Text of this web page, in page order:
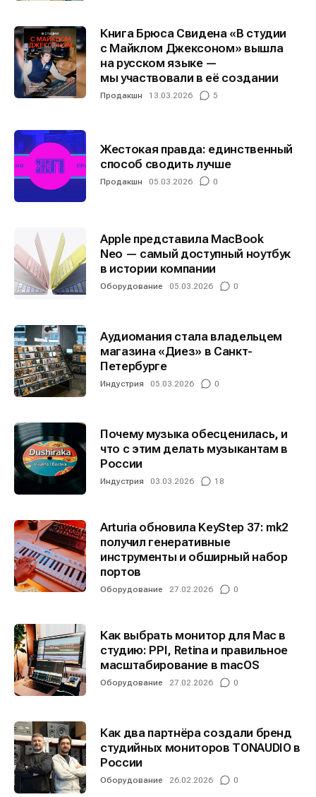
Книга Брюса Свидена «В студии
с Майклом Джексоном» вышла
на русском языке —
мы участвовали в её создании
Продакшн 13.03.2026 5
Жестокая правда: единственный
способ сводить лучше
Продакшн 05.03.2026 0
Apple представила MacBook
Neo — самый доступный ноутбук
в истории компании
Оборудование 05.03.2026 0
Аудиомания стала владельцем
магазина «Диез» в Санкт-
Петербурге
Индустрия 05.03.2026 0
Почему музыка обесценилась, и
что с этим делать музыкантам в
России
Индустрия 03.03.2026 18
Arturia обновила KeyStep 37: mk2
получил генеративные
инструменты и обширный набор
портов
Оборудование 27.02.2026 0
Как выбрать монитор для Mac в
студию: PPI, Retina и правильное
масштабирование в macOS
Оборудование 27.02.2026 0
Как два партнёра создали бренд
студийных мониторов TONAUDIO в
России
Оборудование 26.02.2026 0